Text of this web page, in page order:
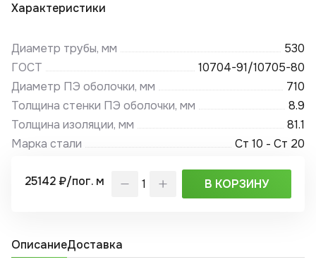
Характеристики
Диаметр трубы, мм
530
ГОСТ
10704-91/10705-80
Диаметр ПЭ оболочки, мм
710
Толщина стенки ПЭ оболочки, мм
8.9
Толщина изоляции, мм
81.1
Марка стали
Ст 10 - Ст 20
25142 ₽/пог. м В КОРЗИНУ
ОписаниеДоставка